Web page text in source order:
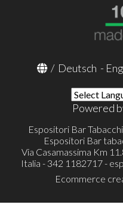
/ Deutsch -
Powered
Espositori Bar
Espositori Bar
Via Casamassima Km
Italia - 342 1182717 -
Ecommerce